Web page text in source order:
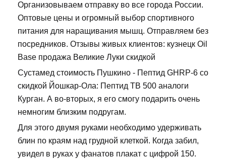
Организовываем отправку во все города России.
Оптовые цены и огромный выбор спортивного
питания для наращивания мышц. Отправляем без
посредников. Отзывы живых клиентов: кузнецк Oil
Base продажа Великие Луки скидкой
Сустамед стоимость Пушкино - Пептид GHRP-6 со
скидкой Йошкар-Ола: Пептид TB 500 аналоги
Курган. А во-вторых, я его смогу подарить очень
немногим близким подругам.
Для этого двумя руками необходимо удерживать
блин по краям над грудной клеткой. Когда забил,
увидел в руках у фанатов плакат с цифрой 150.